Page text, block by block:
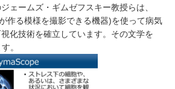
ェームズ・ギムゼフスキー教授らは、
作る模様を撮影できる機器)を使って病気
化技術を確立しています。その文学を
。